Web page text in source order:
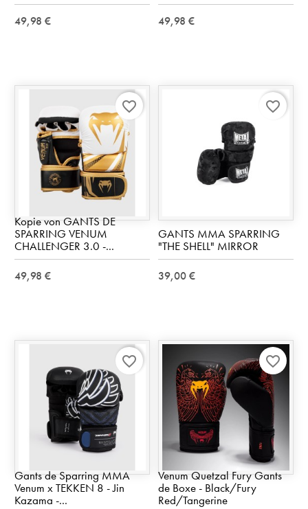
49,98 € 49,98 €
Kopie von GANTS DE
SPARRING VENUM
CHALLENGER 3.0 -...
49,98 €
favorite_border
GANTS MMA SPARRING
"THE SHELL" MIRROR
39,00 €
favorite_border
Gants de Sparring MMA
Venum x TEKKEN 8 - Jin
Kazama -...
favorite_border
Venum Quetzal Fury Gants
de Boxe - Black/Fury
Red/Tangerine
favorite_border